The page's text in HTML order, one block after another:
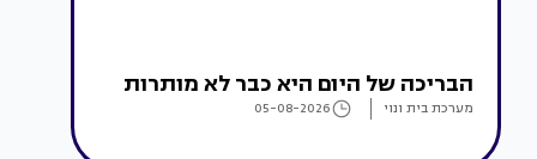
הבריכה של היום היא כבר לא מותרות
מערכת בית ונוי 05-08-2026